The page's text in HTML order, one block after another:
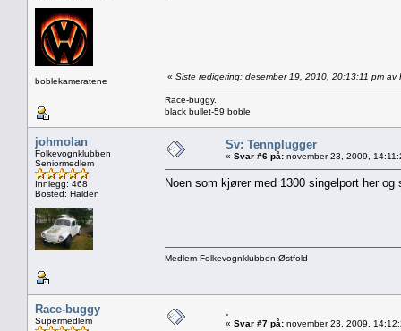
boblekameratene « Siste redigering: desember 19, 2010, 20:13:11 pm av
Race-buggy.
black bullet-59 boble
johmolan
Folkevognklubben
Seniormedlem
Innlegg: 468
Bosted: Halden
Sv: Tennplugger
« Svar #6 på: november 23, 2009,
Noen som kjører med 1300 singelport her
Medlem Folkevognklubben Østfold
Race-buggy
Supermedlem
.
« Svar #7 på: november 23, 2009,